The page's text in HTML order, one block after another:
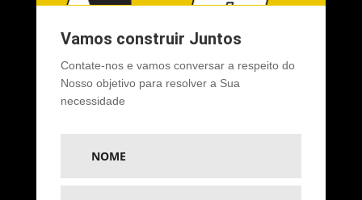
Vamos construir Juntos
Contate-nos e vamos conversar a respeito do
Nosso objetivo para resolver a Sua
necessidade